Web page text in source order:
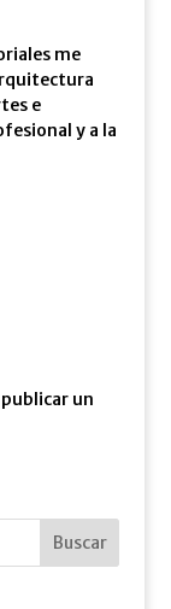
me
e
y a la
un